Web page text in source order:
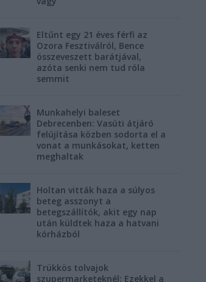
Eltűnt egy 21 éves férfi az
Ozora Fesztiválról, Bence
összeveszett barátjával,
azóta senki nem tud róla
semmit
Munkahelyi baleset
Debrecenben: Vasúti átjáró
felújítása közben sodorta el a
vonat a munkásokat, ketten
meghaltak
Holtan vitták haza a súlyos
beteg asszonyt a
betegszállítók, akit egy nap
után küldtek haza a hatvani
kórházból
Trükkös tolvajok
szupermarketeknél: Ezekkel a